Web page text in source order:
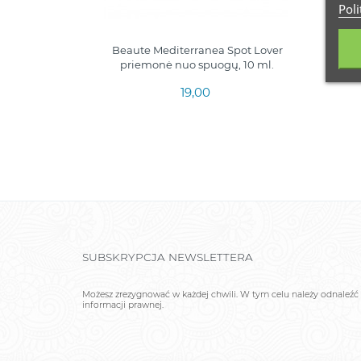
Beaute Mediterranea Spot Lover
priemonė nuo spuogų, 10 ml.
19,00
SUBSKRYPCJA NEWSLETTERA
Możesz zrezygnować w każdej chwili. W tym celu należy odnaleźć
informacji prawnej.